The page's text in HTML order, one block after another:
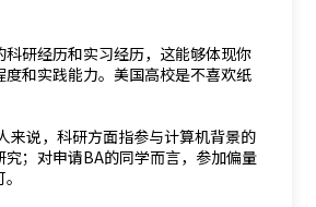
科研经历和实习经历，这能够体现你
度和实践能力。美国高校是不喜欢纸
来说，科研方面指参与计算机背景的
究；对申请BA的同学而言，参加偏量